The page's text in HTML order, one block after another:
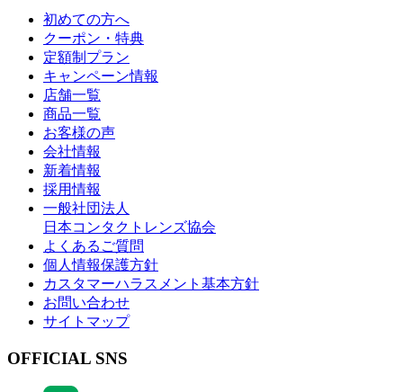
初めての方へ
クーポン・特典
定額制プラン
キャンペーン情報
店舗一覧
商品一覧
お客様の声
会社情報
新着情報
採用情報
一般社団法人
日本コンタクトレンズ協会
よくあるご質問
個人情報保護方針
カスタマーハラスメント基本方針
お問い合わせ
サイトマップ
OFFICIAL SNS